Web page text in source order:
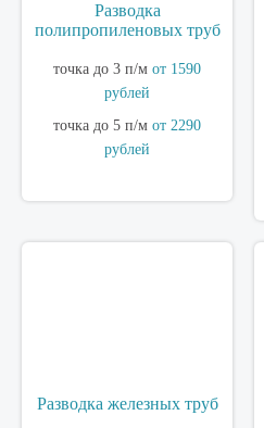
Разводка
полипропиленовых труб
точка до 3 п/м от 1590
рублей
точка до 5 п/м от 2290
рублей
Разводка железных труб